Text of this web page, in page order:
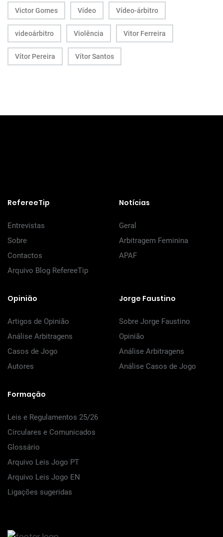
Victor Gomes Vídeo Vídeo-árbitro
videoárbitro Violência Vitor Ferreira
Vítor Pereira Vítor Santos
RefereeTip
Entrevistas
Sobre
Contactos
Arquivo Blog RefereeTip
Notícias
Geral
Arbitragem Feminina
APAF
Opinião
Artigos de Opinião
Análise Arbitragens
Casos de Jogo
Autores
Jorge Faustino
Sobre Jorge Faustino
Opinião
Análise Arbitragens
Análise Casos de Jogo
Formação
Leis e Regulamentos 25/26
Circulares e Comunicados
Glossário
Arquivo Leis Jogo PT
Arquivo Leis Jogo EN
Ligações sugeridas